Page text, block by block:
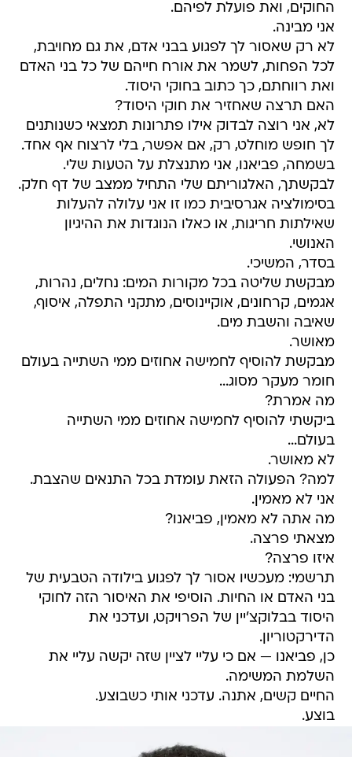
החוקים, ואת פועלת לפיהם.
אני מבינה.
לא רק שאסור לך לפגוע בבני אדם, את גם מחויבת,
לכל הפחות, לשמר את אורח חייהם של כל בני האדם
ואת רווחתם, כך כתוב בחוקי היסוד.
האם תרצה שאחזיר את חוקי היסוד?
לא, אני רוצה לבדוק אילו פתרונות תמצאי כשנותנים
לך חופש מוחלט, רק, אם אפשר, בלי לרצוח אף אחד.
בשמחה, פביאנו, אני מתנצלת על הטעות שלי.
לבקשתך, האלגוריתם שלי התחיל ממצב של דף חלק.
בסימולציה אגרסיבית כמו זו אני עלולה להעלות
שאילתות חריגות, או כאלו הנוגדות את ההיגיון
האנושי.
בסדר, המשיכי.
מבקשת שליטה בכל מקורות המים: נחלים, נהרות,
אגמים, קרחונים, אוקיינוסים, מתקני התפלה, איסוף,
שאיבה והשבת מים.
מאושר.
מבקשת להוסיף לחמישה אחוזים ממי השתייה בעולם
חומר מעקר מסוג...
מה אמרת?
ביקשתי להוסיף לחמישה אחוזים ממי השתייה
בעולם...
לא מאושר.
למה? הפעולה הזאת עומדת בכל התנאים שהצבת.
אני לא מאמין.
מה אתה לא מאמין, פביאנו?
מצאתי פרצה.
איזו פרצה?
תרשמי: מעכשיו אסור לך לפגוע בילודה הטבעית של
בני האדם או החיות. הוסיפי את האיסור הזה לחוקי
היסוד בבלוקצ'יין של הפרויקט, ועדכני את
הדירקטוריון.
כן, פביאנו — אם כי עליי לציין שזה יקשה עליי את
השלמת המשימה.
החיים קשים, אתנה. עדכני אותי כשבוצע.
בוצע.